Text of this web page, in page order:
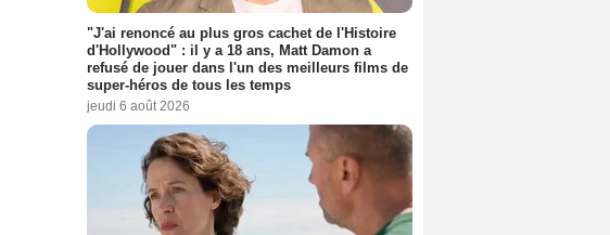
"J'ai renoncé au plus gros cachet de l'Histoire
d'Hollywood" : il y a 18 ans, Matt Damon a
refusé de jouer dans l'un des meilleurs films de
super-héros de tous les temps
jeudi 6 août 2026